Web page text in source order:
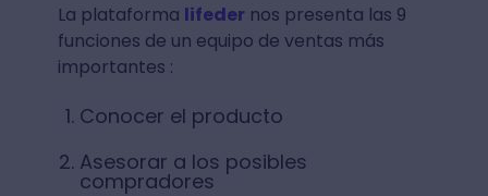
La plataforma lifeder nos presenta las 9
funciones de un equipo de ventas más
importantes :
Conocer el producto
Asesorar a los posibles
compradores